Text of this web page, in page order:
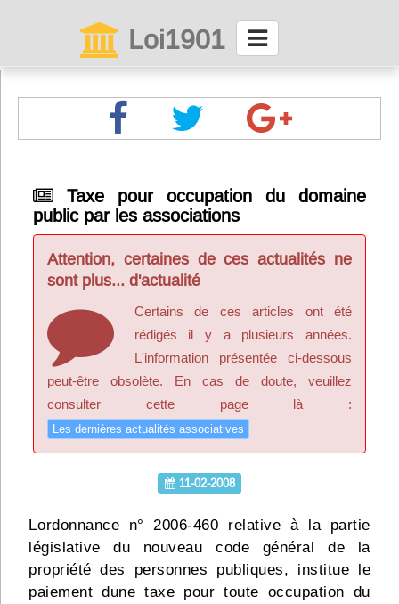
Loi1901
Menu général
ServiceAsso
Partager
VieAsso
Infos
Désabo Lettrasso
Taxe pour occupation du domaine
public par les associations
Attention, certaines de ces actualités ne
sont plus... d'actualité
Certains de ces articles ont été
rédigés il y a plusieurs années.
L'information présentée ci-dessous
peut-être obsolète. En cas de doute, veuillez
consulter cette page là :
Les dernières actualités associatives
11-02-2008
Lordonnance n° 2006-460 relative à la partie
législative du nouveau code général de la
propriété des personnes publiques, institue le
paiement dune taxe pour toute occupation du